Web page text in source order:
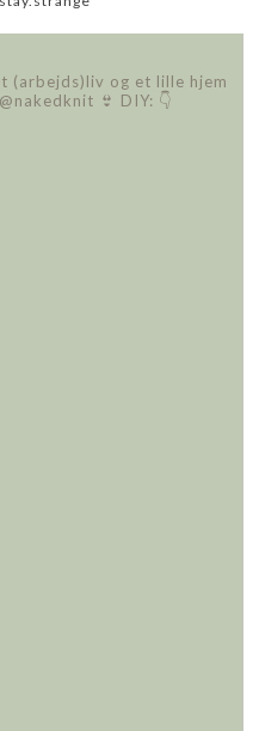
(arbejds)liv og et lille hjem
👙 DIY: 👇